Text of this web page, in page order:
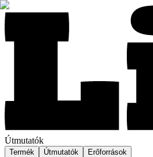
Útmutatók
Termék Útmutatók Erőforrások